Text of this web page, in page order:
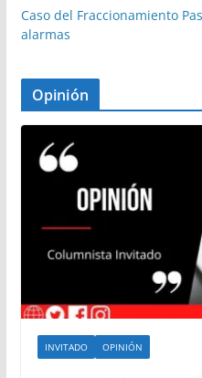
Caso del Fraccionamiento
alarmas
Opinión
INVITADO OPINIÓN